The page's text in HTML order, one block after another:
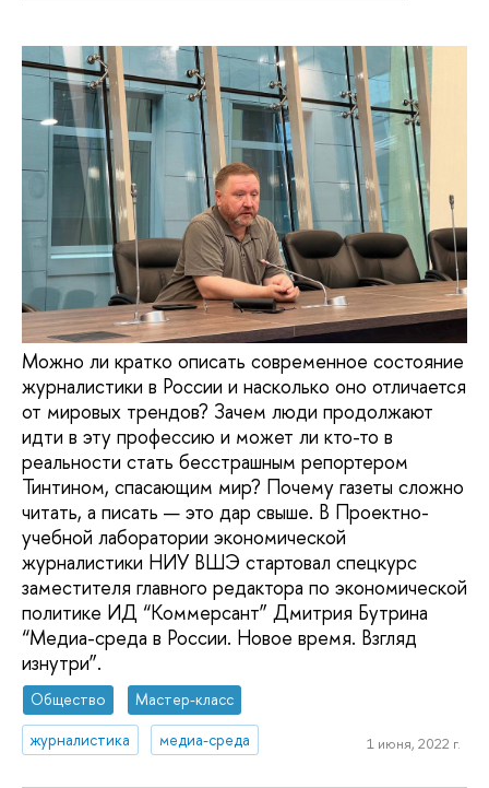
Можно ли кратко описать современное состояние
журналистики в России и насколько оно отличается
от мировых трендов? Зачем люди продолжают
идти в эту профессию и может ли кто-то в
реальности стать бесстрашным репортером
Тинтином, спасающим мир? Почему газеты сложно
читать, а писать — это дар свыше. В Проектно-
учебной лаборатории экономической
журналистики НИУ ВШЭ стартовал спецкурс
заместителя главного редактора по экономической
политике ИД “Коммерсант” Дмитрия Бутрина
“Медиа-среда в России. Новое время. Взгляд
изнутри”.
Общество
Мастер-класс
журналистика
медиа-среда 1 июня, 2022 г.